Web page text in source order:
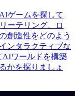
ゲームを探して
ーテリング、ロ
創造性をどのよう
ンタラクティブな
AIワールドを構築
かを探りましょ